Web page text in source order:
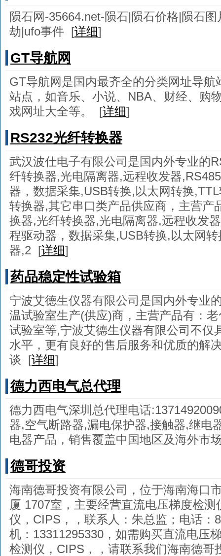
陨石网-35664.net-陨石|陨石价格|陨石
劫|ufo事件 [详细]
GT导航网
GT导航网是国内最齐全的分类网址导航
站点，如音乐、小说、NBA、财经、购
戏网址大全等。
[详细]
RS232光纤转换器
武汉波仕电子有限公司是国内外专业的
纤转换器,光电隔离器,远程收发器
器，数据采集,USB转换,以太网转换
转换器,其它串口类产品供应商，主营产
换器,光纤转换器,光电隔离器,远程收发
程驱动器，数据采集,USB转换,以太网
器,2 [详细]
药品稳定性试验箱
宁波艾德生仪器有限公司是国内外专业
温试验室生产(供应)商，主营产品有：
试验室等,宁波艾德生仪器有限公司不仅
水平，更有良好的售后服务和优质的解
谈 [详细]
德力西电气总代理
德力西电气深圳总代理电话
器,空气断路器,漏电保护器,接触器,继电
电器产品，销售覆盖中国地区及海外市
德哥投资
海南德哥投资有限公司，位于海南海口
厦 1707室，主要经营直流电压梯度检
仪，CIPS，，联系人：朱总监；电话：
机：13311295330，如需购买直流电压
检测仪，CIPS，，请联系我们海南德哥